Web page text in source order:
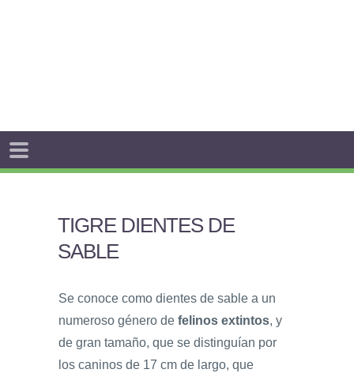
TIGRE DIENTES DE
SABLE
Se conoce como dientes de sable a un
numeroso género de felinos extintos, y
de gran tamaño, que se distinguían por
los caninos de 17 cm de largo, que